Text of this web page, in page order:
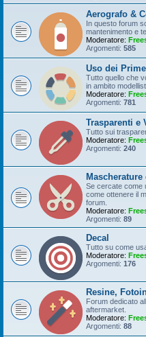
Aerografo &
In questo forum
mantenimento e
Moderatore:
Argomenti: 585
Uso dei
Tutto quello che
in ambito
Moderatore:
Argomenti: 781
Trasparenti e
Tutto sui
Moderatore:
Argomenti: 240
Mascherature
Se cercate come
come ottenere il
forum.
Moderatore:
Argomenti: 89
Decal
Tutto su come
Moderatore:
Argomenti: 176
Resine,
Forum dedicato
aftermarket.
Moderatore:
Argomenti: 88